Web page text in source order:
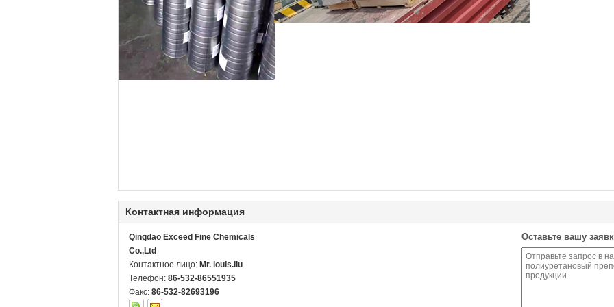
Контактная информация
Qingdao Exceed Fine Chemicals
Co.,Ltd
Контактное лицо: Mr. louis.liu
Телефон: 86-532-86551935
Факс: 86-532-82693196
Оставьте вашу